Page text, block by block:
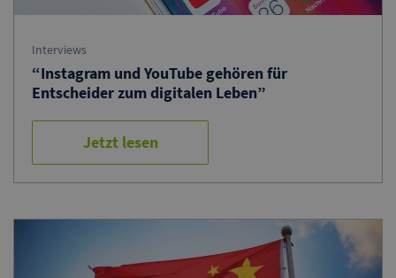
Interviews
“Instagram und YouTube gehören für
Entscheider zum digitalen Leben”
Jetzt lesen